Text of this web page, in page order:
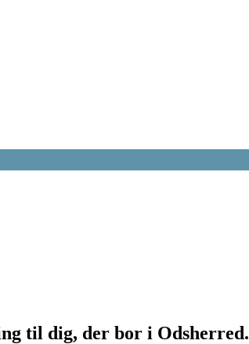
til dig, der bor i Odsherred.